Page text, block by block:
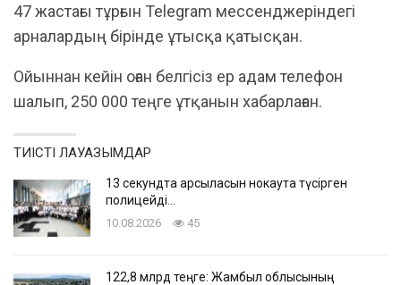
47 жастағы тұрғын Telegram мессенджеріндегі
арналардың бірінде ұтысқа қатысқан.
Ойыннан кейін оған белгісіз ер адам телефон
шалып, 250 000 теңге ұтқанын хабарлаған.
ТИІСТІ ЛАУАЗЫМДАР
13 секундта қарсыласын нокаутқа түсірген
полицейді…
10.08.2026 45
122,8 млрд теңге: Жамбыл облысының